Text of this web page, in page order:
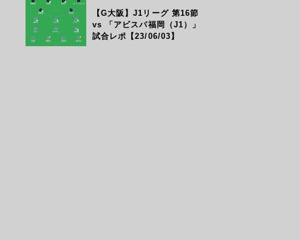
【G大阪】J1リーグ 第16節
vs 「アビスパ福岡（J1）」
試合レポ【23/06/03】